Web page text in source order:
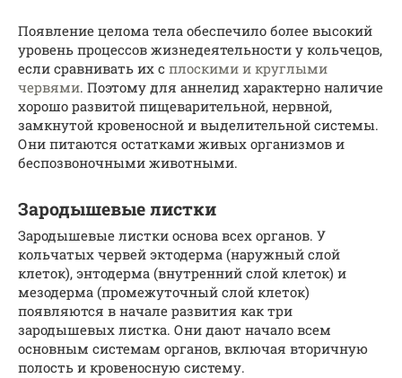
Появление целома тела обеспечило более высокий
уровень процессов жизнедеятельности у кольчецов,
если сравнивать их с плоскими и круглыми
червями. Поэтому для аннелид характерно наличие
хорошо развитой пищеварительной, нервной,
замкнутой кровеносной и выделительной системы.
Они питаются остатками живых организмов и
беспозвоночными животными.
Зародышевые листки
Зародышевые листки основа всех органов. У
кольчатых червей эктодерма (наружный слой
клеток), энтодерма (внутренний слой клеток) и
мезодерма (промежуточный слой клеток)
появляются в начале развития как три
зародышевых листка. Они дают начало всем
основным системам органов, включая вторичную
полость и кровеносную систему.